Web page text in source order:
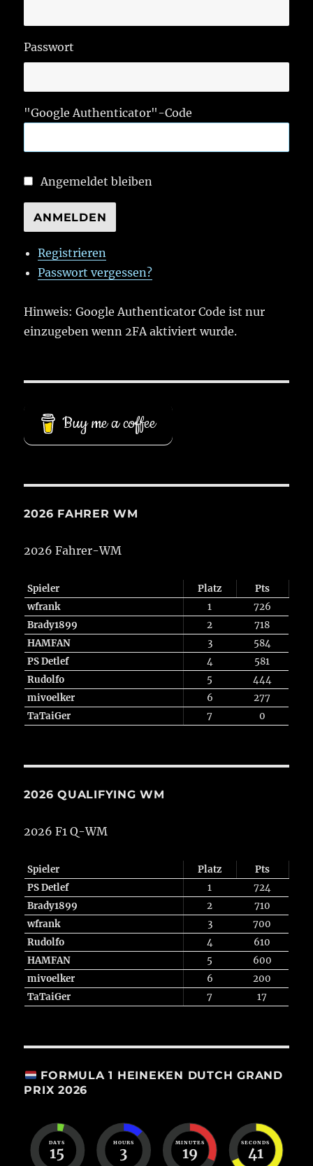
Passwort
"Google Authenticator"-Code
Angemeldet bleiben
ANMELDEN
Registrieren
Passwort vergessen?
Hinweis: Google Authenticator Code ist nur
einzugeben wenn 2FA aktiviert wurde.
Buy me a coffee
2026 FAHRER WM
2026 Fahrer-WM
Spieler Platz
Pts
wfrank
1
726
Brady1899
2
718
HAMFAN
3
584
PS Detlef
4
581
Rudolfo
5
444
mivoelker
6
277
TaTaiGer
7 0
2026 QUALIFYING WM
2026 F1 Q-WM
Spieler Platz
Pts
PS Detlef
1
724
Brady1899
2
710
wfrank
3
700
Rudolfo
4
610
HAMFAN
5
600
mivoelker
6
200
TaTaiGer
7 17
FORMULA 1 HEINEKEN DUTCH GRAND
PRIX 2026
DAYS
15
HOURS
3
MINUTES
19
SECONDS
41